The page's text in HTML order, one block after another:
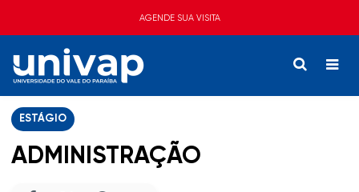
AGENDE SUA VISITA
ESTÁGIO
ADMINISTRAÇÃO